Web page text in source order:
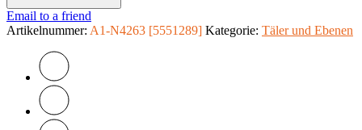
Email to a friend
Artikelnummer: A1-N4263 [5551289] Kategorie: Täler und Ebenen